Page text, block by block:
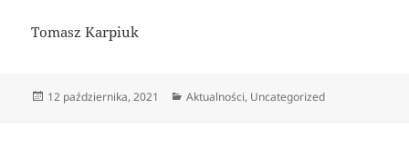
Tomasz Karpiuk
Data
12 października, 2021 Kategorie
Aktualności, Uncategorized